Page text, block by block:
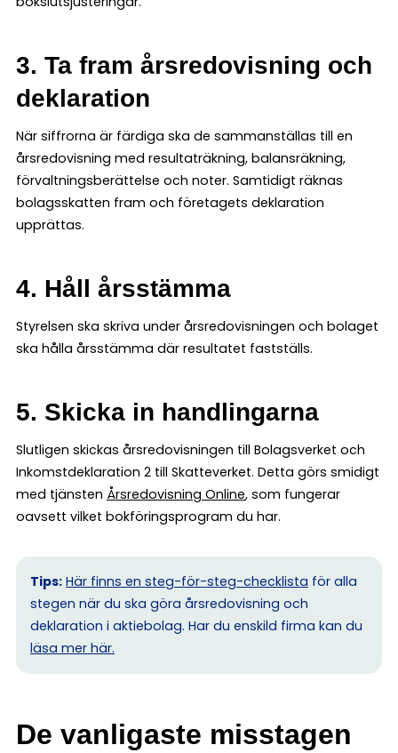
3. Ta fram årsredovisning och
deklaration
När siffrorna är färdiga ska de sammanställas till en
årsredovisning med resultaträkning, balansräkning,
förvaltningsberättelse och noter. Samtidigt räknas
bolagsskatten fram och företagets deklaration
upprättas.
4. Håll årsstämma
Styrelsen ska skriva under årsredovisningen och bolaget
ska hålla årsstämma där resultatet fastställs.
5. Skicka in handlingarna
Slutligen skickas årsredovisningen till Bolagsverket och
Inkomstdeklaration 2 till Skatteverket. Detta görs smidigt
med tjänsten Årsredovisning Online, som fungerar
oavsett vilket bokföringsprogram du har.
Tips: Här finns en steg-för-steg-checklista för alla
stegen när du ska göra årsredovisning och
deklaration i aktiebolag. Har du enskild firma kan du
läsa mer här.
De vanligaste misstagen